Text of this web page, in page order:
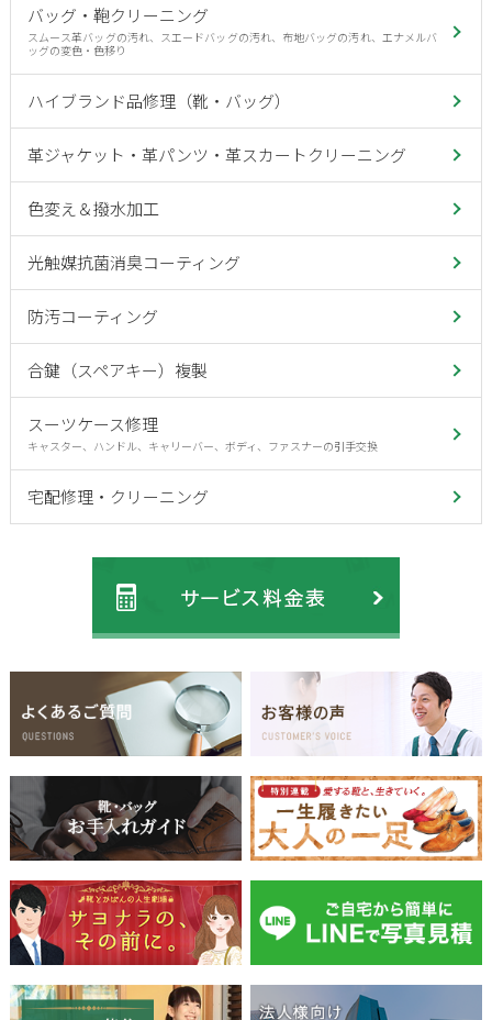
バッグ・鞄クリーニング
スムース革バッグの汚れ、スエードバッグの汚れ、布地バッグの汚れ、エナメルバ
ッグの変色・色移り
ハイブランド品修理（靴・バッグ）
革ジャケット・革パンツ・革スカートクリーニング
色変え＆撥水加工
光触媒抗菌消臭コーティング
防汚コーティング
合鍵（スペアキー）複製
スーツケース修理
キャスター、ハンドル、キャリーバー、ボディ、ファスナーの引手交換
宅配修理・クリーニング